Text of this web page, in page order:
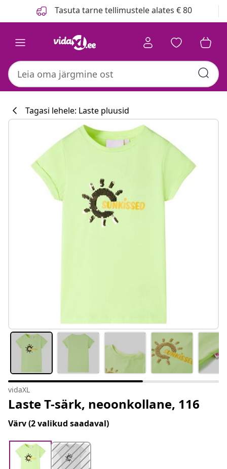
Tasuta tarne tellimustele alates € 80
#sharemevidaxl
Tagasi lehele: Laste pluusid
vidaXL
Laste T-särk, neoonkollane, 116
Värv(2 valikud saadaval)